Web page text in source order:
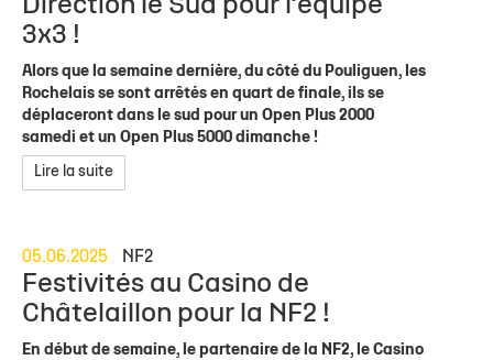
Direction le Sud pour l’équipe
3x3 !
Alors que la semaine dernière, du côté du Pouliguen, les
Rochelais se sont arrêtés en quart de finale, ils se
déplaceront dans le sud pour un Open Plus 2000
samedi et un Open Plus 5000 dimanche !
Lire la suite
05.06.2025 NF2
Festivités au Casino de
Châtelaillon pour la NF2 !
En début de semaine, le partenaire de la NF2, le Casino